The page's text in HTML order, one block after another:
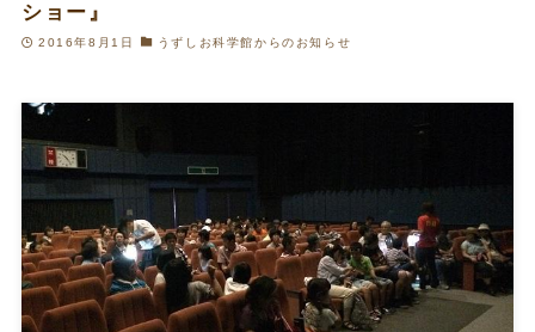
ショー』
2016年8月1日 うずしお科学館からのお知らせ